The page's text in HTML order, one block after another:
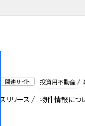
関連サイト 投資用不動産
リリース 物件情報につ